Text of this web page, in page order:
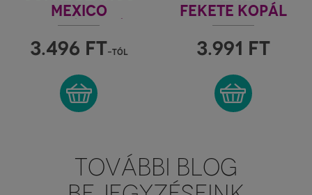
MEXICO
MEXIKÓI FEHÉR
KOPÁL
3.496 FT-tól
FEKETE KOPÁL
USA
3.991 FT
TOVÁBBI BLOG